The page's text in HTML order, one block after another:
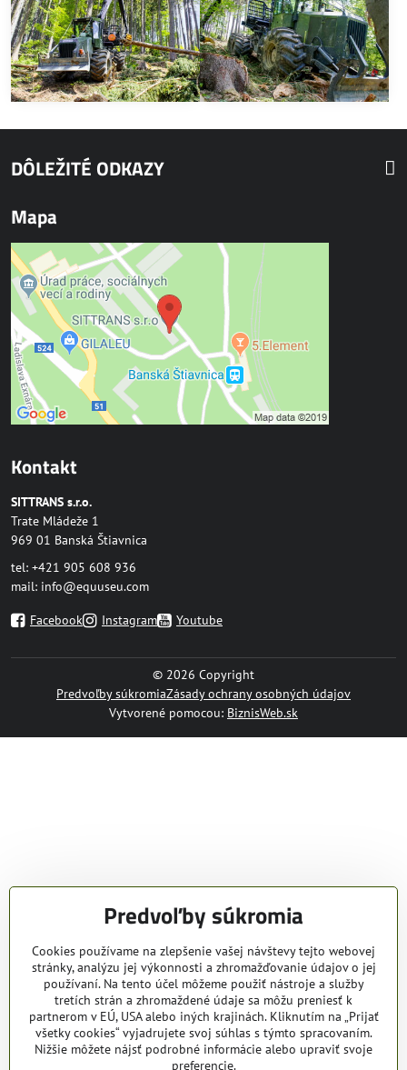
DÔLEŽITÉ ODKAZY
Mapa
Kontakt
SITTRANS s.r.o.
Trate Mládeže 1
969 01 Banská Štiavnica
tel: +421 905 608 936
mail: info@equuseu.com
Facebook Instagram Youtube
© 2026 Copyright
Predvoľby súkromiaZásady ochrany osobných údajov
Vytvorené pomocou: BiznisWeb.sk
Predvoľby súkromia
Cookies používame na zlepšenie vašej návštevy tejto webovej
stránky, analýzu jej výkonnosti a zhromažďovanie údajov o jej
používaní. Na tento účel môžeme použiť nástroje a služby
tretích strán a zhromaždené údaje sa môžu preniesť k
partnerom v EÚ, USA alebo iných krajinách. Kliknutím na „Prijať
všetky cookies“ vyjadrujete svoj súhlas s týmto spracovaním.
Nižšie môžete nájsť podrobné informácie alebo upraviť svoje
preferencie.